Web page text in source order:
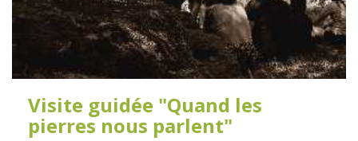
Visite guidée "Quand les
pierres nous parlent"